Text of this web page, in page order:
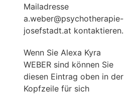
Mailadresse
a.weber@psychotherapie-
josefstadt.at kontaktieren.
Wenn Sie Alexa Kyra
WEBER sind können Sie
diesen Eintrag oben in der
Kopfzeile für sich